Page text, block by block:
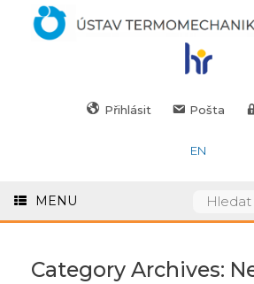
Přihlásit Pošta
EN
MENU
Category Archives: